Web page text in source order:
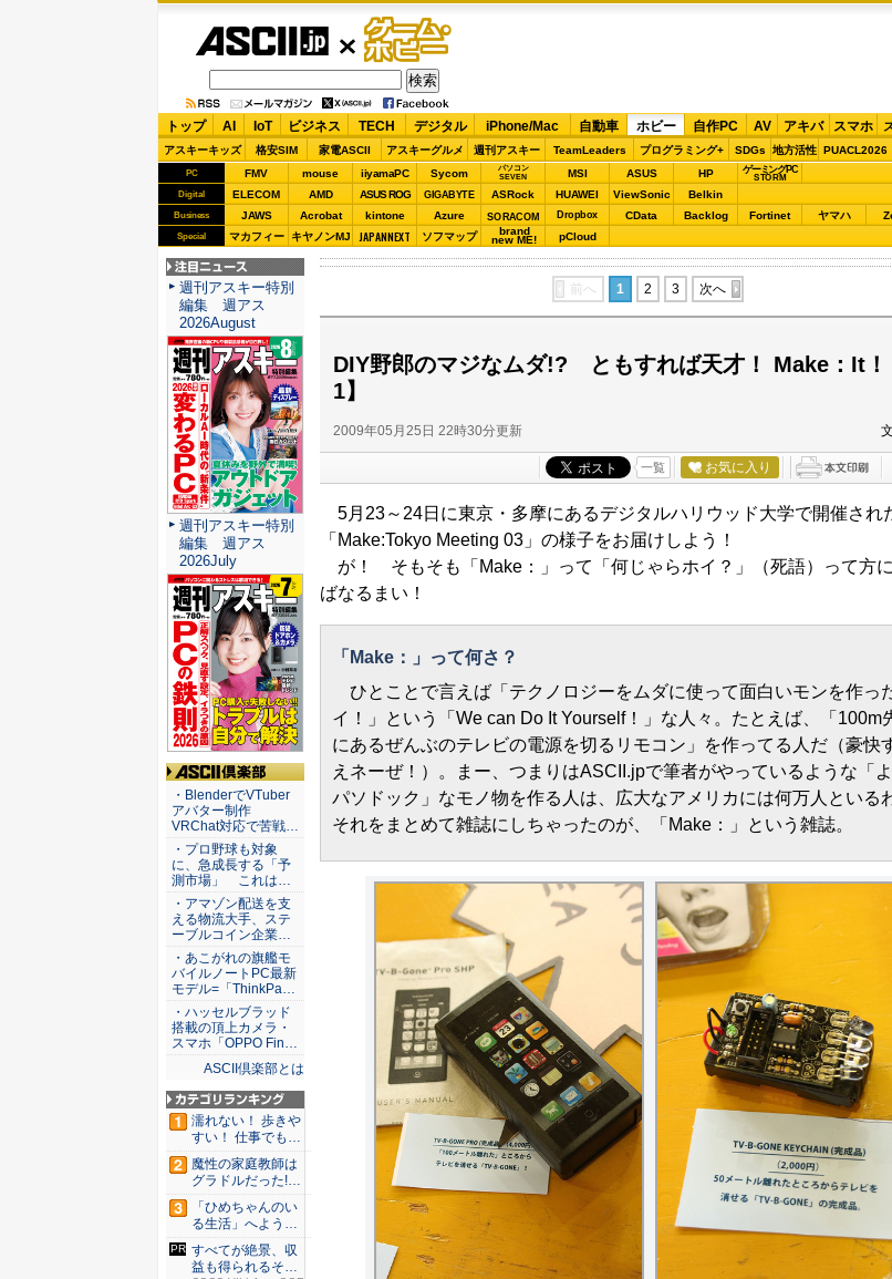
ゲーム・
ホビー
トップ AI IoT ビジネス TECH デジタル iPhone/Mac 自動車 ホビー 自作PC AV アキバ スマホ
アスキーキッズ 格安SIM 家電ASCII アスキーグルメ 週刊アスキー TeamLeaders プログラミング+ SDGs 地方活性 PUACL2026
PC FMV mouse iiyamaPC Sycom
パソコン
SEVEN
MSI ASUS HP ゲーミングPC
STORM
Digital ELECOM AMD ASUS ROG GIGABYTE ASRock HUAWEI ViewSonic Belkin
Business JAWS Acrobat kintone Azure SORACOM Dropbox CData Backlog Fortinet ヤマハ
Special マカフィー キヤノンMJ JAPANNEXT ソフマップ brand
new ME! pCloud
前へ 1 2 3 次へ
DIY野郎のマジなムダ!? ともすれば天才！ Make：It！
1】
2009年05月25日 22時30分更新
一覧 お気に入り
5月23～24日に東京・多摩にあるデジタルハリウッド大学で開催され
「Make:Tokyo Meeting 03」の様子をお届けしよう！
が！ そもそも「Make：」って「何じゃらホイ？」（死語）って方
ばなるまい！
「Make：」って何さ？
ひとことで言えば「テクノロジーをムダに使って面白いモンを作っ
イ！」という「We can Do It Yourself！」な人々。たとえば、「100m
にあるぜんぶのテレビの電源を切るリモコン」を作ってる人だ（豪快
えネーぜ！）。まー、つまりはASCII.jpで筆者がやっているような「よ
パソドック」なモノ物を作る人は、広大なアメリカには何万人といる
それをまとめて雑誌にしちゃったのが、「Make：」という雑誌。
注目ニュース
週刊アスキー特別
編集 週アス
2026August
週刊アスキー特別
編集 週アス
2026July
ASCII倶楽部
・BlenderでVTuber
アバター制作
VRChat対応で苦戦…
・プロ野球も対象
に、急成長する「予
測市場」 これは…
・アマゾン配送を支
える物流大手、ステ
ーブルコイン企業…
・あこがれの旗艦モ
バイルノートPC最新
モデル=「ThinkPa…
・ハッセルブラッド
搭載の頂上カメラ・
スマホ「OPPO Fin…
ASCII倶楽部とは
濡れない！ 歩きや
すい！ 仕事でも履
ける...
魔性の家庭教師は
グラドルだった!?
村雨...
「ひめちゃんのい
る生活」へようこ
そ！ 「...
すべてが絶景、収
益も得られるその